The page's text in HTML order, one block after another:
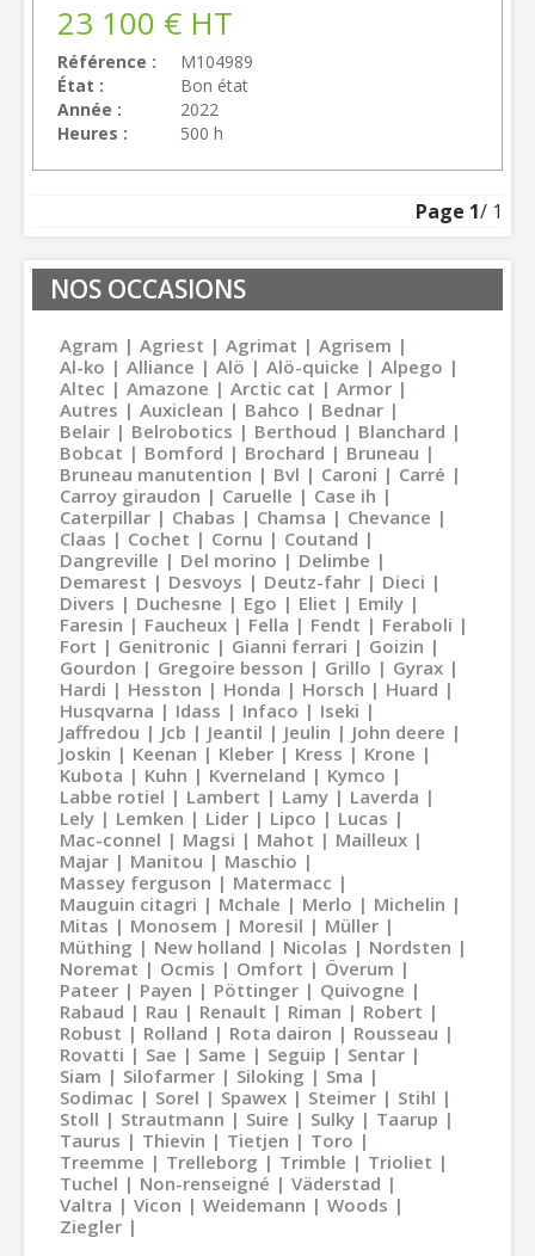
Référence
M104989
État
Bon état
Année
2022
Heures
500 h
23 100 € HT
Page 1/ 1
NOS OCCASIONS
Agram Agriest Agrimat
Agrisem
Al-ko
Alliance Alö Alö-quicke
Alpego
Altec
Amazone Arctic cat
Armor
Autres
Auxiclean Bahco
Bednar
Belair
Belrobotics Berthoud
Blanchard
Bobcat
Bomford Brochard
Bruneau
Bruneau manutention
Bvl Caroni
Carré
Carroy giraudon
Caruelle
Case ih
Caterpillar
Chabas Chamsa
Chevance
Claas
Cochet Cornu
Coutand
Dangreville
Del morino
Delimbe
Demarest
Desvoys Deutz-fahr
Dieci
Divers
Duchesne Ego Eliet
Emily
Faresin
Faucheux Fella Fendt
Feraboli
Fort
Genitronic Gianni ferrari
Goizin
Gourdon
Gregoire besson Grillo
Gyrax
Hardi
Hesston Honda Horsch
Huard
Husqvarna
Idass Infaco
Iseki
Jaffredou
Jcb Jeantil Jeulin
John deere
Joskin
Keenan Kleber Kress
Krone
Kubota
Kuhn Kverneland
Kymco
Labbe rotiel
Lambert Lamy
Laverda
Lely
Lemken Lider Lipco
Lucas
Mac-connel
Magsi Mahot
Mailleux
Majar
Manitou
Maschio
Massey ferguson
Matermacc
Mauguin citagri
Mchale Merlo
Michelin
Mitas
Monosem Moresil
Müller
Müthing
New holland Nicolas
Nordsten
Noremat
Ocmis Omfort
Överum
Pateer
Payen Pöttinger
Quivogne
Rabaud
Rau Renault Riman
Robert
Robust
Rolland Rota dairon
Rousseau
Rovatti
Sae Same Seguip
Sentar
Siam
Silofarmer Siloking
Sma
Sodimac
Sorel Spawex Steimer
Stihl
Stoll
Strautmann Suire Sulky
Taarup
Taurus
Thievin Tietjen
Toro
Treemme
Trelleborg Trimble
Trioliet
Tuchel
Non-renseigné
Väderstad
Valtra
Vicon Weidemann
Woods
Ziegler